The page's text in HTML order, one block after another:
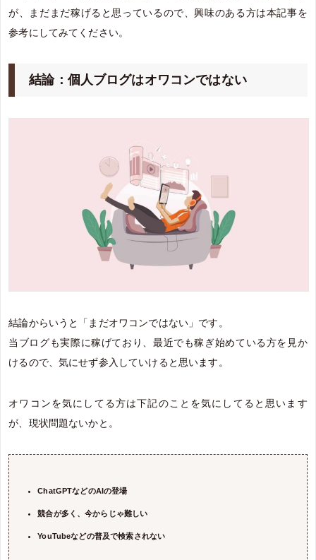
が、まだまだ稼げると思っているので、興味のある方は本記事を
参考にしてみてください。
結論：個人ブログはオワコンではない
結論からいうと「まだオワコンではない」です。
当ブログも実際に稼げており、最近でも稼ぎ始めている方を見か
けるので、気にせず参入していけると思います。
オワコンを気にしてる方は下記のことを気にしてると思います
が、現状問題ないかと。
ChatGPTなどのAIの登場
競合が多く、今からじゃ難しい
YouTubeなどの普及で検索されない